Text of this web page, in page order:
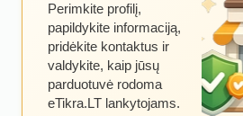
Perimkite profilį,
papildykite informaciją,
pridėkite kontaktus ir
valdykite, kaip jūsų
parduotuvė rodoma
eTikra.LT lankytojams.